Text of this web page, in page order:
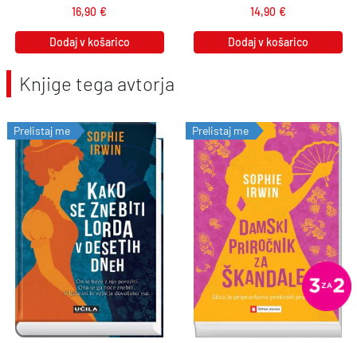
16,90 €
Dodaj v košarico
14,90 €
Dodaj v košarico
Knjige tega avtorja
Prelistaj me Prelistaj me